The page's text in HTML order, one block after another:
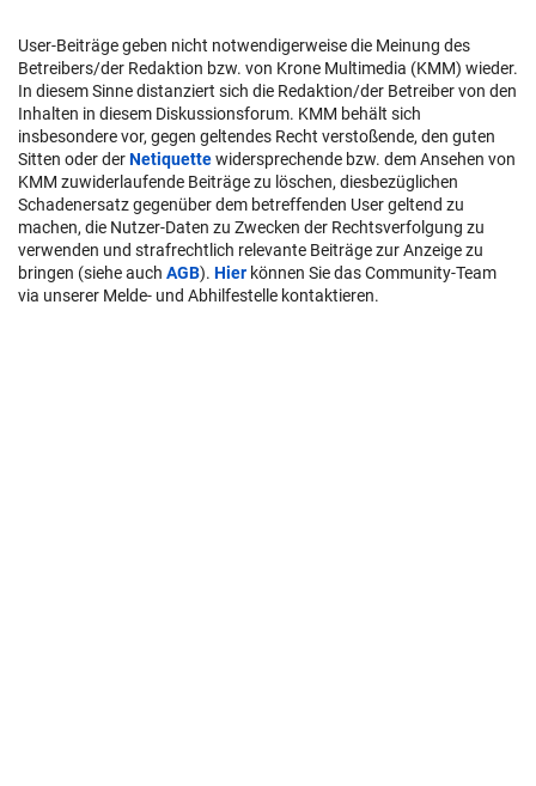
User-Beiträge geben nicht notwendigerweise die Meinung des
Betreibers/der Redaktion bzw. von Krone Multimedia (KMM) wieder.
In diesem Sinne distanziert sich die Redaktion/der Betreiber von den
Inhalten in diesem Diskussionsforum. KMM behält sich